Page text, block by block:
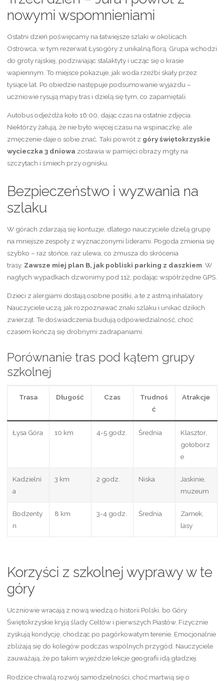
nowymi wspomnieniami
Ostatni dzień poświęcamy na łatwiejsze szlaki w okolicach
Ostrowca, w tym rezerwat Łysogóry z unikalną florą. Grupa wchodzi
do groty rajskiej, podziwiając stalaktyty i ucząc się o krasie
wapiennym. To miejsce pokazuje, jak woda rzeźbi skały przez
tysiące lat. Po obiedzie następuje podsumowanie wyjazdu –
uczniowie rysują mapy tras i dzielą się tym, co zapamiętali.
Autobus odjeżdża koło 16:00, dając czas na ostatnie zdjęcia.
Niektórzy żałują, że nie było więcej czasu na wspinaczkę, ale
zmęczenie daje o sobie znać. Taki powrót z góry świętokrzyskie
wycieczka 3 dniowa zostawia w pamięci obrazy mgły na
szczytach i śmiech przy ognisku.
Bezpieczeństwo i wyzwania na
szlaku
W górach zdarzają się kontuzje, dlatego nauczyciele dzielą grupę
na mniejsze zespoły z wyznaczonymi liderami. Pogoda zmienia się
szybko – raz słońce, raz ulewa, co zmusza do skrócenia
trasy. Zawsze miej plan B, jak pobliski parking z daszkiem. W
nagłych wypadkach dzwonimy pod 112, podając współrzędne GPS.
Dzieci z alergiami dostają osobne posiłki, a te z astmą inhalatory.
Nauczyciele uczą, jak rozpoznawać znaki szlaku i unikać dzikich
zwierząt. Te doświadczenia budują odpowiedzialność, choć
czasem kończą się drobnymi zadrapaniami.
Porównanie tras pod kątem grupy
szkolnej
Trasa Długość Czas
Trudnoś
ć
Atrakcje
Łysa Góra 10 km 4-5 godz. Średnia
Klasztor,
gołoborz
e
Kadzielni
a
3 km 2 godz. Niska
Jaskinie,
muzeum
Bodzenty
n
8 km 3-4 godz. Średnia
Zamek,
lasy
Korzyści z szkolnej wyprawy w te
góry
Uczniowie wracają z nową wiedzą o historii Polski, bo Góry
Świętokrzyskie kryją ślady Celtów i pierwszych Piastów. Fizycznie
zyskują kondycję, chodząc po pagórkowatym terenie. Emocjonalnie
zbliżają się do kolegów podczas wspólnych przygód. Nauczyciele
zauważają, że po takim wyjeździe lekcje geografii idą gładziej.
Rodzice chwalą rozwój samodzielności, choć martwią się o